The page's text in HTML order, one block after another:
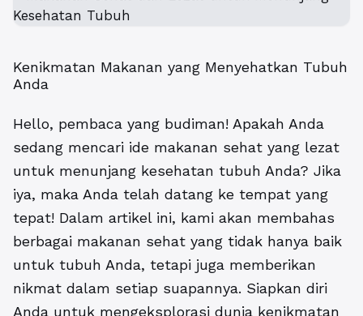
Kenikmatan Makanan yang Menyehatkan Tubuh
Anda
Hello, pembaca yang budiman! Apakah Anda
sedang mencari ide makanan sehat yang lezat
untuk menunjang kesehatan tubuh Anda? Jika
iya, maka Anda telah datang ke tempat yang
tepat! Dalam artikel ini, kami akan membahas
berbagai makanan sehat yang tidak hanya baik
untuk tubuh Anda, tetapi juga memberikan
nikmat dalam setiap suapannya. Siapkan diri
Anda untuk mengeksplorasi dunia kenikmatan